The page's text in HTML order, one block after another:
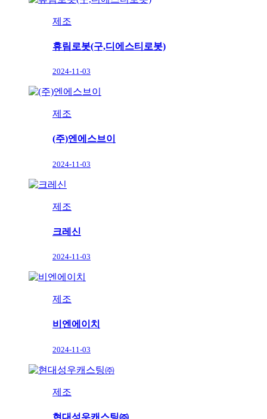
제조
휴림로봇(구,디에스티로봇)
2024-11-03
제조
(주)엔에스브이
2024-11-03
제조
크레신
2024-11-03
제조
비엔에이치
2024-11-03
제조
현대성우캐스팅㈜